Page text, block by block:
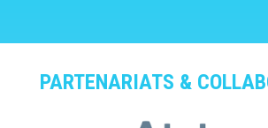
PARTENARIATS &